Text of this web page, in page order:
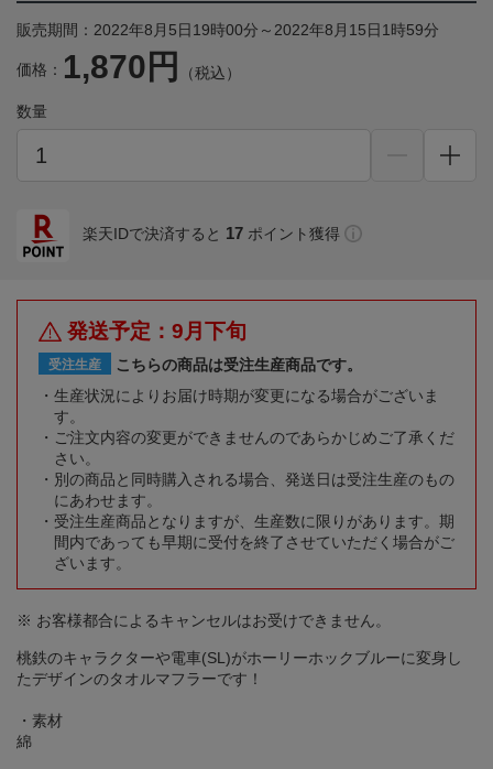
販売期間：2022年8月5日19時00分～2022年8月15日1時59分
価格： 1,870円 （税込）
数量
楽天IDで決済すると 17 ポイント獲得
発送予定：9月下旬
受注生産
こちらの商品は受注生産商品です。
生産状況によりお届け時期が変更になる場合がございま
す。
ご注文内容の変更ができませんのであらかじめご了承くだ
さい。
別の商品と同時購入される場合、発送日は受注生産のもの
にあわせます。
受注生産商品となりますが、生産数に限りがあります。期
間内であっても早期に受付を終了させていただく場合がご
ざいます。
※ お客様都合によるキャンセルはお受けできません。
桃鉄のキャラクターや電車(SL)がホーリーホックブルーに変身し
たデザインのタオルマフラーです！
・素材
綿